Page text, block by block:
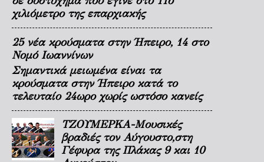
χιλιόμετρο της επαρχιακής
25 νέα κρούσματα στην Ήπειρο, 14 στο
Νομό Ιωαννίνων
Σημαντικά μειωμένα είναι τα
κρούσματα στην Ήπειρο κατά το
τελευταίο 24ωρο χωρίς ωστόσο κανείς
ΤΖΟΥΜΕΡΚΑ-Μουσικές
βραδιές τον Αύγουστο,στη
Γέφυρα της Πλάκας 9 και 10